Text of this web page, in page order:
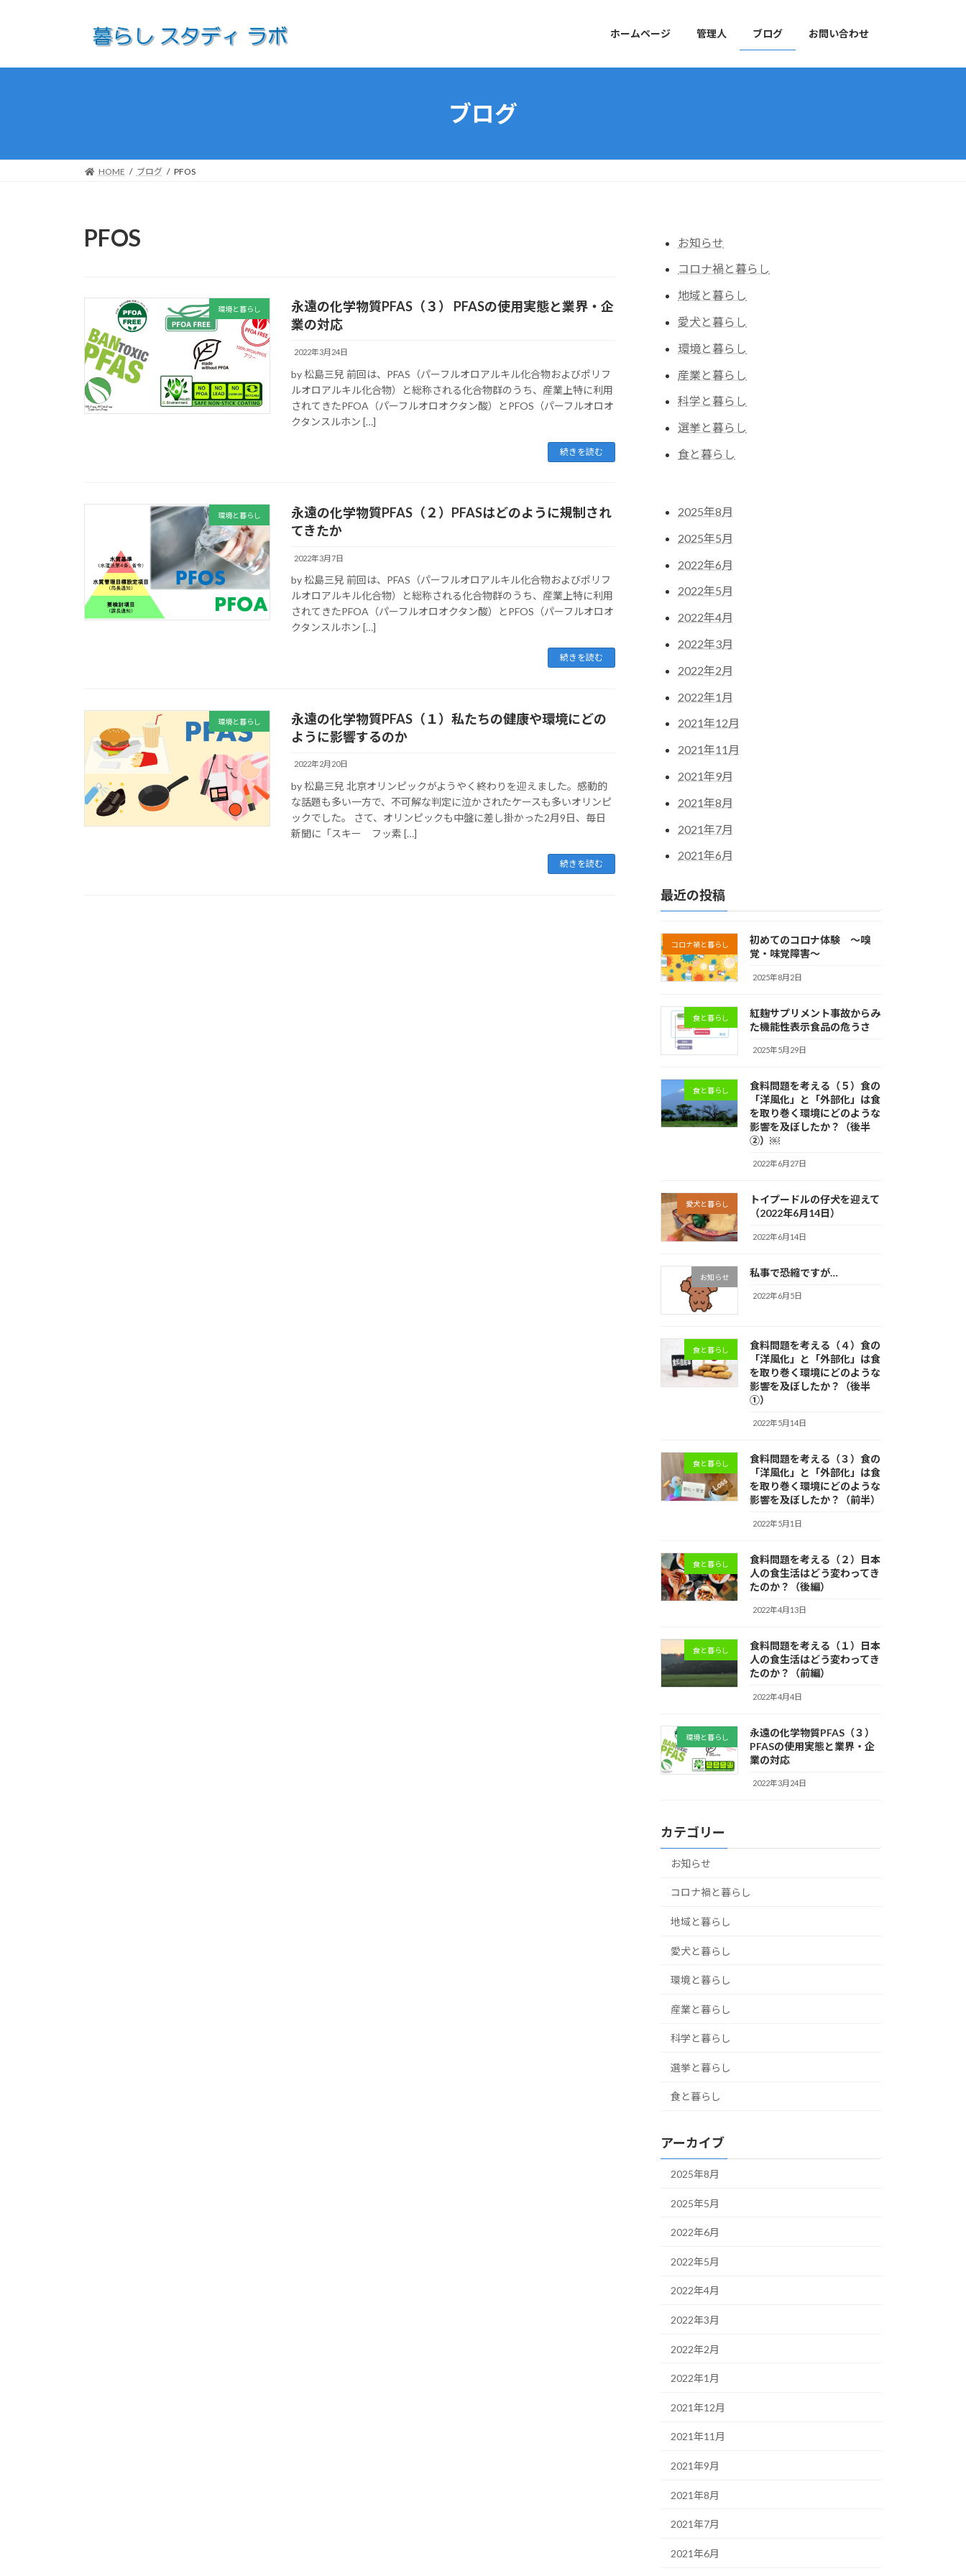
プ
動
ホームページ 管理人 ブログ お問い合わせ
ブログ
HOME ブログ PFOS
PFOS
環境と暮らし
永遠の化学物質PFAS（３） PFASの使用実態と業界・企
業の対応
2022年3月24日
by 松島三兒 前回は、PFAS（パーフルオロアルキル化合物およびポリフ
ルオロアルキル化合物）と総称される化合物群のうち、産業上特に利用
されてきたPFOA（パーフルオロオクタン酸）とPFOS（パーフルオロオ
クタンスルホン […]
続きを読む
環境と暮らし
永遠の化学物質PFAS（２）PFASはどのように規制され
てきたか
2022年3月7日
by 松島三兒 前回は、PFAS（パーフルオロアルキル化合物およびポリフ
ルオロアルキル化合物）と総称される化合物群のうち、産業上特に利用
されてきたPFOA（パーフルオロオクタン酸）とPFOS（パーフルオロオ
クタンスルホン […]
続きを読む
環境と暮らし
永遠の化学物質PFAS（１）私たちの健康や環境にどの
ように影響するのか
2022年2月20日
by 松島三兒 北京オリンピックがようやく終わりを迎えました。感動的
な話題も多い一方で、不可解な判定に泣かされたケースも多いオリンピ
ックでした。 さて、オリンピックも中盤に差し掛かった2月9日、毎日
新聞に「スキー フッ素 […]
続きを読む
お知らせ
コロナ禍と暮らし
地域と暮らし
愛犬と暮らし
環境と暮らし
産業と暮らし
科学と暮らし
選挙と暮らし
食と暮らし
2025年8月
2025年5月
2022年6月
2022年5月
2022年4月
2022年3月
2022年2月
2022年1月
2021年12月
2021年11月
2021年9月
2021年8月
2021年7月
2021年6月
最近の投稿
コロナ禍と暮らし
初めてのコロナ体験 ～嗅
覚・味覚障害～
2025年8月2日
食と暮らし
紅麹サプリメント事故からみ
た機能性表示食品の危うさ
2025年5月29日
食と暮らし
食料問題を考える（５）食の
「洋風化」と「外部化」は食
を取り巻く環境にどのような
影響を及ぼしたか？（後半
②）￼
2022年6月27日
愛犬と暮らし
トイプードルの仔犬を迎えて
（2022年6月14日）
2022年6月14日
お知らせ 私事で恐縮ですが…
2022年6月5日
食と暮らし
食料問題を考える（４）食の
「洋風化」と「外部化」は食
を取り巻く環境にどのような
影響を及ぼしたか？（後半
①）
2022年5月14日
食と暮らし
食料問題を考える（３）食の
「洋風化」と「外部化」は食
を取り巻く環境にどのような
影響を及ぼしたか？（前半）
2022年5月1日
食と暮らし
食料問題を考える（２）日本
人の食生活はどう変わってき
たのか？（後編）
2022年4月13日
食と暮らし
食料問題を考える（１）日本
人の食生活はどう変わってき
たのか？（前編）
2022年4月4日
環境と暮らし
永遠の化学物質PFAS（３）
PFASの使用実態と業界・企
業の対応
2022年3月24日
カテゴリー
お知らせ
コロナ禍と暮らし
地域と暮らし
愛犬と暮らし
環境と暮らし
産業と暮らし
科学と暮らし
選挙と暮らし
食と暮らし
アーカイブ
2025年8月
2025年5月
2022年6月
2022年5月
2022年4月
2022年3月
2022年2月
2022年1月
2021年12月
2021年11月
2021年9月
2021年8月
2021年7月
2021年6月